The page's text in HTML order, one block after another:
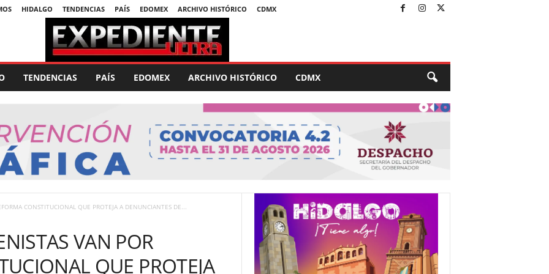
HIDALGO TENDENCIAS PAÍS EDOMEX ARCHIVO HISTÓRICO CDMX
TENDENCIAS PAÍS EDOMEX ARCHIVO HISTÓRICO CDMX
CONSTITUCIONAL QUE PROTEJA A DENUNCIANTES DE...
VAN POR
QUE PROTEJA